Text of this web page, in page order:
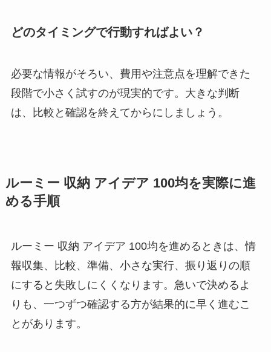
どのタイミングで行動すればよい？
必要な情報がそろい、費用や注意点を理解できた
段階で小さく試すのが現実的です。大きな判断
は、比較と確認を終えてからにしましょう。
ルーミー 収納 アイデア 100均を実際に進
める手順
ルーミー 収納 アイデア 100均を進めるときは、情
報収集、比較、準備、小さな実行、振り返りの順
にすると失敗しにくくなります。急いで決めるよ
りも、一つずつ確認する方が結果的に早く進むこ
とがあります。